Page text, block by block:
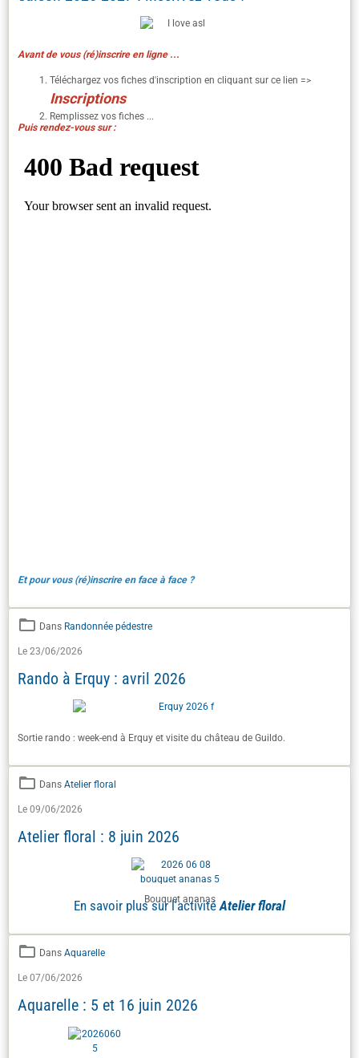
Avant de vous (ré)inscrire en ligne ...
Téléchargez vos fiches d'inscription en cliquant sur ce lien =>
Inscriptions
Remplissez vos fiches ...
Puis rendez-vous sur :
Et pour vous (ré)inscrire en face à face ?
Dans Randonnée pédestre
Le 23/06/2026
Rando à Erquy : avril 2026
Sortie rando : week-end à Erquy et visite du château de Guildo.
Dans Atelier floral
Le 09/06/2026
Atelier floral : 8 juin 2026
Bouquet ananas
En savoir plus sur l'activitéAtelier floral
Dans Aquarelle
Le 07/06/2026
Aquarelle : 5 et 16 juin 2026